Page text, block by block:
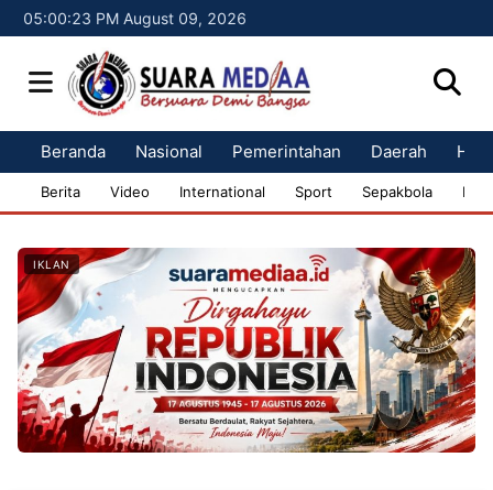
05:00:24 PM August 09, 2026
Beranda Nasional Pemerintahan Daerah
Berita Video International Sport Sepakbola
IKLAN